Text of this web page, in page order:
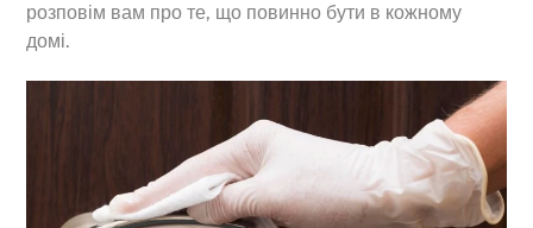
розповім вам про те, що повинно бути в кожному
домі.